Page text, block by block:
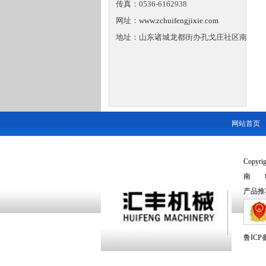
传真：0536-6162938
网址： www.zchuifengjixie.com
地址：山东诸城龙都街办孔戈庄社区南
网站首页
南 电
产品
鲁ICP